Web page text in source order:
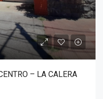
– LA CALERA